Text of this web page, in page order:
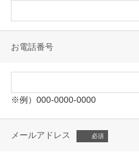
お電話番号
※例）000-0000-0000
メールアドレス